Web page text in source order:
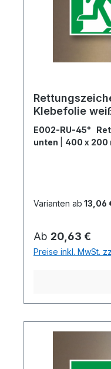
Klebefolie
E002-RU-45°
unten
400 x 200
Varianten ab 13,06
Regulärer Preis:
Ab 20,63 €
Preise inkl. MwSt.